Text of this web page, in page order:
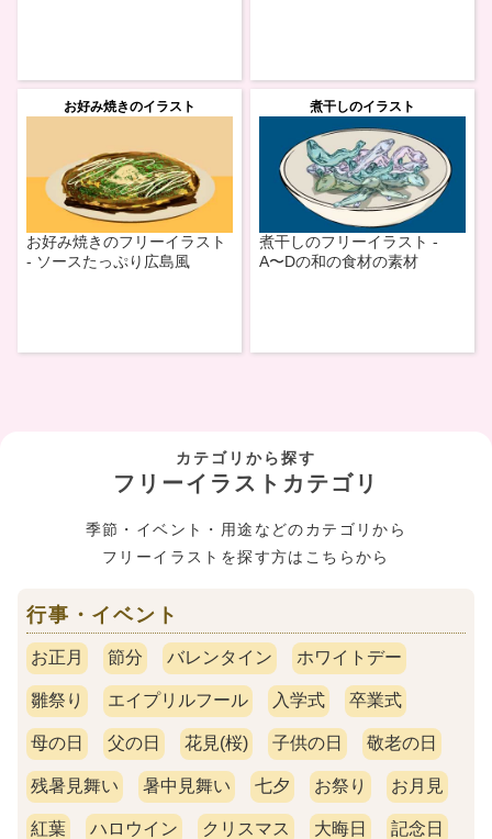
お好み焼きのイラスト
お好み焼きのフリーイラスト
- ソースたっぷり広島風
煮干しのイラスト
煮干しのフリーイラスト -
A〜Dの和の食材の素材
カテゴリから探す
フリーイラストカテゴリ
季節・イベント・用途などのカテゴリから
フリーイラストを探す方はこちらから
行事・イベント
お正月 節分 バレンタイン ホワイトデー
雛祭り エイプリルフール 入学式 卒業式
母の日 父の日 花見(桜) 子供の日 敬老の日
残暑見舞い 暑中見舞い 七夕 お祭り お月見
紅葉 ハロウイン クリスマス 大晦日 記念日